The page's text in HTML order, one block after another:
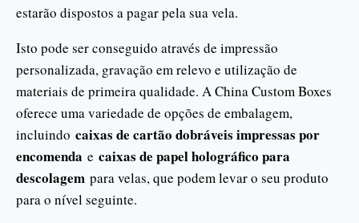
estarão dispostos a pagar pela sua vela.
Isto pode ser conseguido através de impressão
personalizada, gravação em relevo e utilização de
materiais de primeira qualidade. A China Custom Boxes
oferece uma variedade de opções de embalagem,
incluindo caixas de cartão dobráveis impressas por
encomenda e caixas de papel holográfico para
descolagem para velas, que podem levar o seu produto
para o nível seguinte.